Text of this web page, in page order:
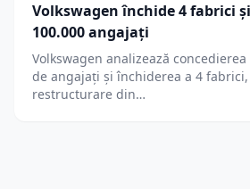
Volkswagen închide 4 fabrici
100.000 angajați
Volkswagen analizează
de angajați și închiderea a 4
restructurare din…